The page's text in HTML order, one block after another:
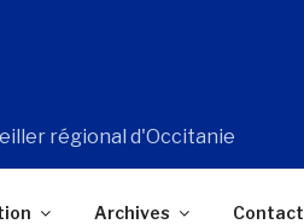
régional d'Occitanie
Archives Contact